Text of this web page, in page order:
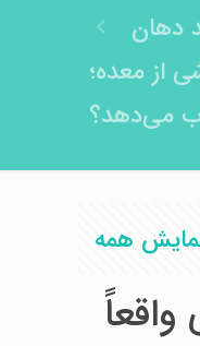
دهان
از معده؛
می‌دهد؟
همه